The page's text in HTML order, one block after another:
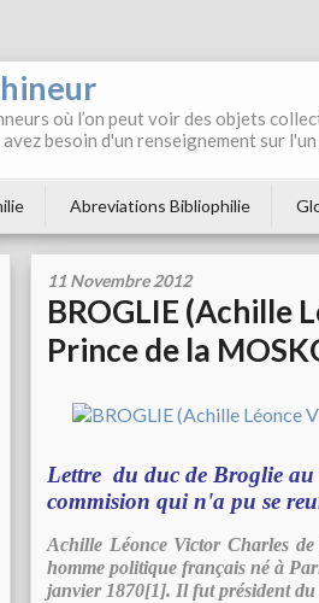
où l’on peut voir des objets
besoin d'un renseignement sur l'un
Abreviations Bibliophilie
11 Novembre 2012
BROGLIE (Achille
Prince de la
Lettre du duc de Broglie au
commision qui n'a pu se
Achille Léonce Victor Charles
homme politique français né à
janvier 1870[1]. Il fut président